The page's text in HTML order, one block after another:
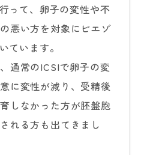
って、卵子の変性や不
悪い方を対象にピエゾ
ています。
通常のICSIで卵子の変
に変性が減り、受精後
しなかった方が胚盤胞
れる方も出てきまし